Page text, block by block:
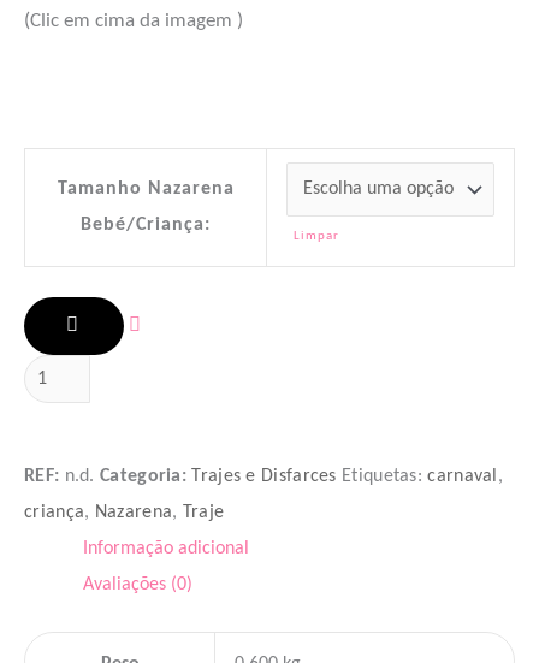
(Clic em cima da imagem )
Tamanho Nazarena
Bebé/Criança:
Limpar
REF: n.d. Categoria: Trajes e Disfarces Etiquetas:carnaval ,
criança, Nazarena,
Traje
Informação adicional
Avaliações (0)